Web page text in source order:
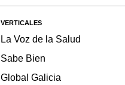
VERTICALES
La Voz de la Salud
Sabe Bien
Global Galicia